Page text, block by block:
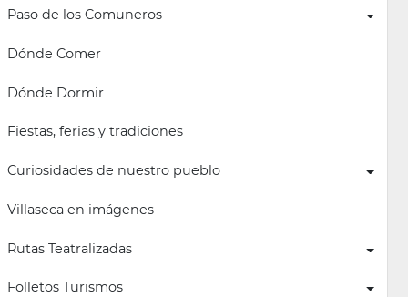
Paso de los Comuneros
Dónde Comer
Dónde Dormir
Fiestas, ferias y tradiciones
Curiosidades de nuestro pueblo
Villaseca en imágenes
Rutas Teatralizadas
Folletos Turismos